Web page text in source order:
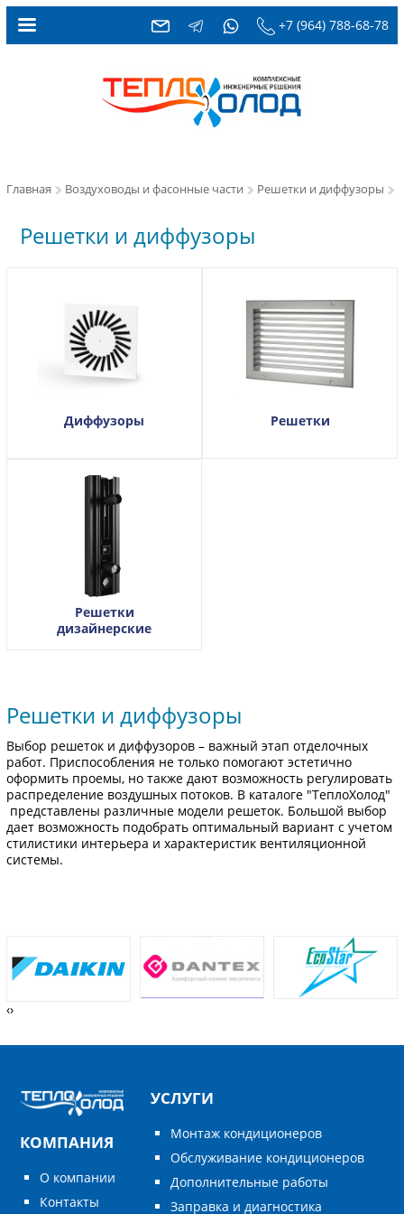
+7 (964) 788-68-78
Главная Воздуховоды и фасонные части Решетки и диффузоры
Решетки и диффузоры
Диффузоры Решетки
Решетки
дизайнерские
Решетки и диффузоры
Выбор решеток и диффузоров – важный этап отделочных
работ. Приспособления не только помогают эстетично
оформить проемы, но также дают возможность регулировать
распределение воздушных потоков. В каталоге "ТеплоХолод"
представлены различные модели решеток. Большой выбор
дает возможность подобрать оптимальный вариант с учетом
стилистики интерьера и характеристик вентиляционной
системы.
‹›
КОМПАНИЯ
О компании
Контакты
УСЛУГИ
Монтаж кондиционеров
Обслуживание кондиционеров
Дополнительные работы
Заправка и диагностика